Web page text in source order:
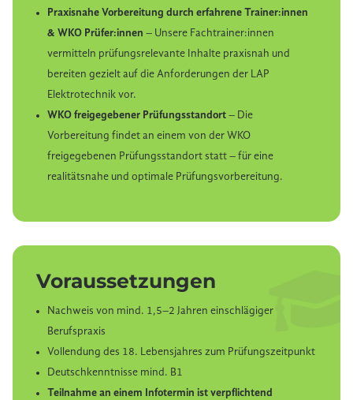
Vorbereitung brauchen.
Mehr Informationen zum COMPLETE-Kurs finden
Sie hier:
LAP Vorbereitung Elektrotechnik
COMPLETE
Praxisnahe Vorbereitung durch erfahrene Trainer:innen
& WKO Prüfer:innen – Unsere Fachtrainer:innen
vermitteln prüfungsrelevante Inhalte praxisnah und
bereiten gezielt auf die Anforderungen der LAP
Elektrotechnik vor.
WKO freigegebener Prüfungsstandort– Die
Vorbereitung findet an einem von der WKO
freigegebenen Prüfungsstandort statt – für eine
realitätsnahe und optimale Prüfungsvorbereitung.
Voraussetzungen
Nachweis von mind. 1,5–2 Jahren einschlägiger
Berufspraxis
Vollendung des 18. Lebensjahres zum Prüfungszeitpunkt
Deutschkenntnisse mind. B1
Teilnahme an einem Infotermin ist verpflichtend